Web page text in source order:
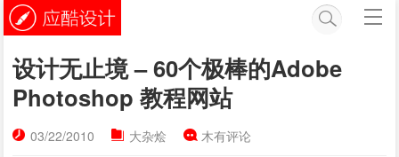
设计无止境 – 60个极棒的Adobe
Photoshop 教程网站
03/22/2010 大杂烩 木有评论